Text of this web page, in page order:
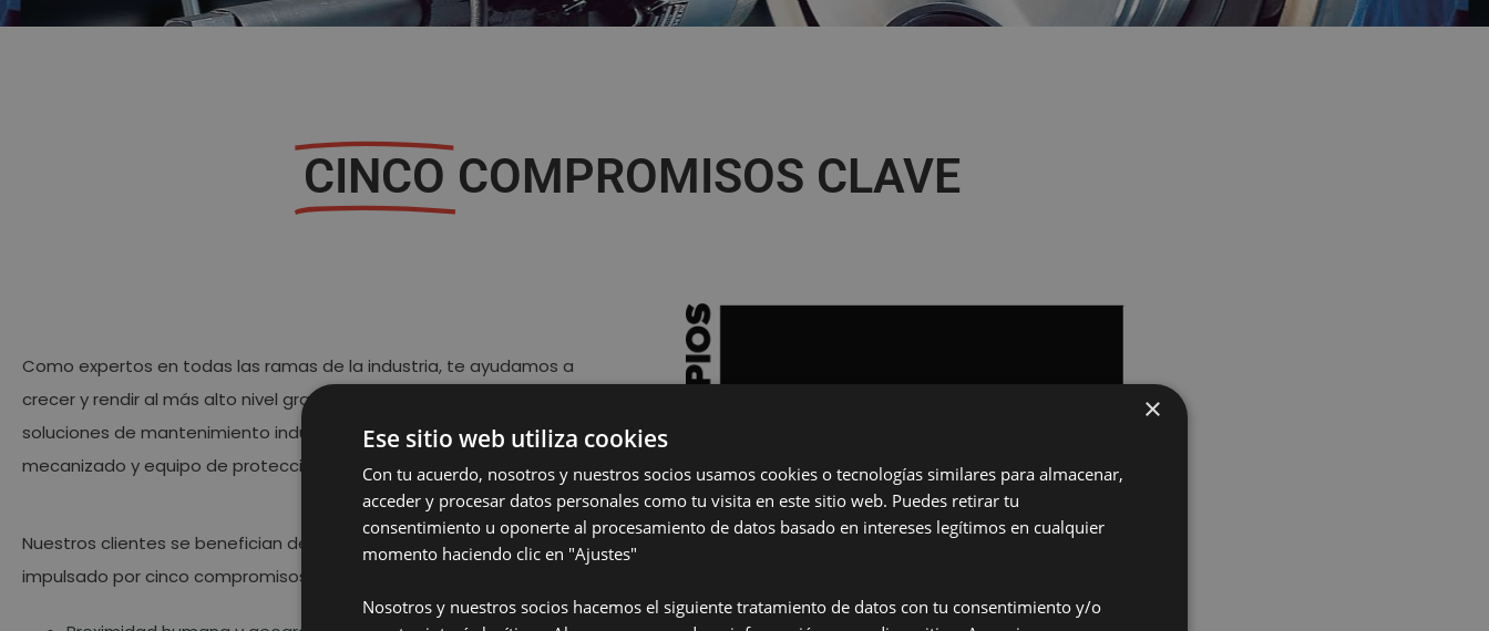
CINCO COMPROMISOS CLAVE
Como expertos en todas las ramas de la industria, te ayudamos a
crecer y rendir al más alto nivel gracias a una extensa gama de
soluciones de mantenimiento industrial, incluyendo mecatrónica,
mecanizado y equipo de protección personal.
Nuestros clientes se benefician del poder absoluto de un socio global
impulsado por cinco compromisos clave:
×
Ese sitio web utiliza cookies
Con tu acuerdo, nosotros y nuestros socios usamos cookies o tecnologías similares para almacenar,
acceder y procesar datos personales como tu visita en este sitio web. Puedes retirar tu
consentimiento u oponerte al procesamiento de datos basado en intereses legítimos en cualquier
momento haciendo clic en "Ajustes"
Nosotros y nuestros socios hacemos el siguiente tratamiento de datos con tu consentimiento y/o